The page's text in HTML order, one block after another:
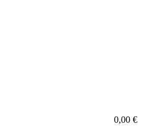
0,00 €